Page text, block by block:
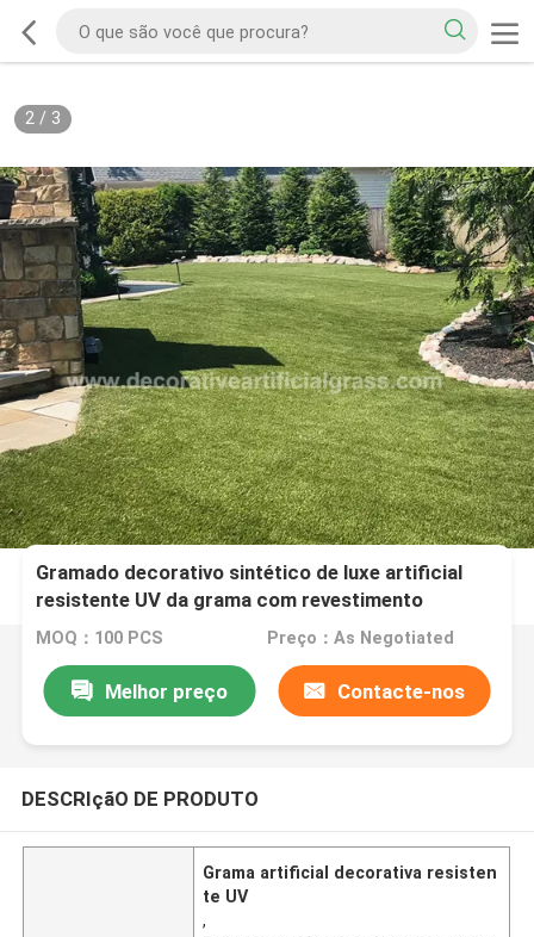
2/ 3
Gramado decorativo sintético de luxe artificial
resistente UV da grama com revestimento
protetor grosso
MOQ：100 PCS Preço：As Negotiated
Melhor preço Contacte-nos
DESCRIçãO DE PRODUTO
Grama artificial decorativa resisten
te UV
,